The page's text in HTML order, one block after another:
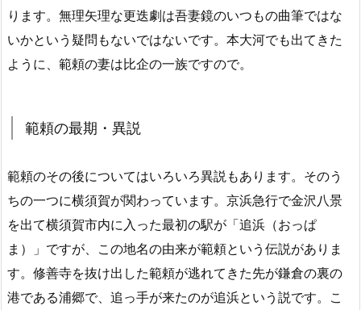
ります。無理矢理な更迭劇は吾妻鏡のいつもの曲筆ではな
いかという疑問もないではないです。本大河でも出てきた
ように、範頼の妻は比企の一族ですので。
範頼の最期・異説
範頼のその後についてはいろいろ異説もあります。そのう
ちの一つに横須賀が関わっています。京浜急行で金沢八景
を出て横須賀市内に入った最初の駅が「追浜（おっぱ
ま）」ですが、この地名の由来が範頼という伝説がありま
す。修善寺を抜け出した範頼が逃れてきた先が鎌倉の裏の
港である浦郷で、追っ手が来たのが追浜という説です。こ